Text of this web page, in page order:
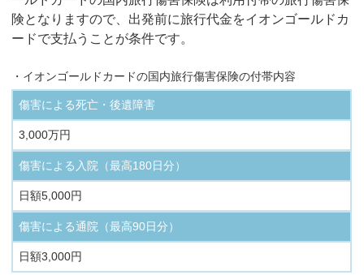
険となりますので、出発前に旅行代金をイオンゴールドカ
ードで支払うことが条件です。
・イオンゴールドカードの国内旅行傷害保険の付帯内容
傷害による死亡・後遺障害
3,000万円
傷害による入院（最高180日分）
日額5,000円
傷害による通院（最高90日分）
日額3,000円